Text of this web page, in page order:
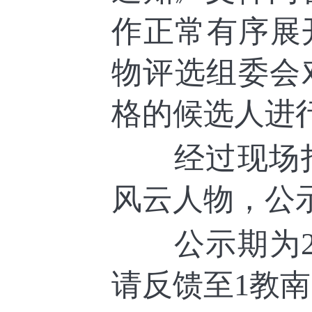
作正常有序展
物评选组委会
格的候选人进
经过现场打
风云人物，公
公示期为
请反馈至1教